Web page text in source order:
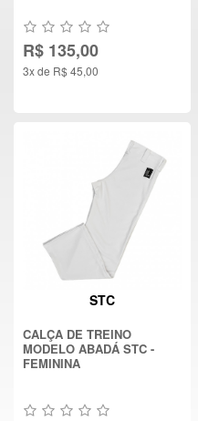
R$ 135,00
3x de R$ 45,00
STC
CALÇA DE TREINO
MODELO ABADÁ STC -
FEMININA